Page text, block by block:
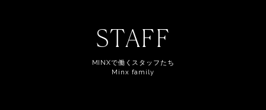
STAFF
MINXで働くスタッフたち
Minx family